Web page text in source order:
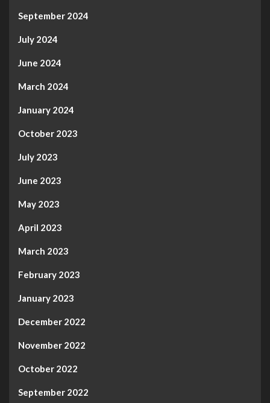
September 2024
July 2024
June 2024
March 2024
January 2024
October 2023
July 2023
June 2023
May 2023
April 2023
March 2023
February 2023
January 2023
December 2022
November 2022
October 2022
September 2022